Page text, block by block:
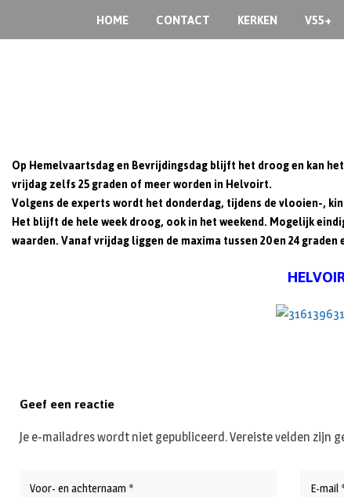
HOME CONTACT KERKEN V55+
Op Hemelvaartsdag en Bevrijdingsdag blijft het droog en kan
vrijdag zelfs 25 graden of meer worden in Helvoirt.
Volgens de experts wordt het donderdag, tijdens de vlooien-,
Het blijft de hele week droog, ook in het weekend. Mogelijk
waarden. Vanaf vrijdag liggen de maxima tussen 20 en 24
Geef een reactie
Je e-mailadres wordt niet gepubliceerd.Vereiste velden zijn